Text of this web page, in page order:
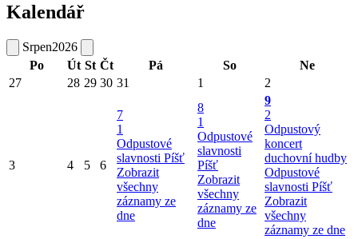
Kalendář
Srpen2026
Po
Út St Čt Pá So
Ne
27
28 29 30 31 1 2
3 4 5 6
7
1
Odpustové
slavnosti Píšť
Zobrazit
všechny
záznamy ze
dne
8
1
Odpustové
slavnosti
Píšť
Zobrazit
všechny
záznamy ze
dne
9
2
Odpustový
koncert
duchovní hudby
Odpustové
slavnosti Píšť
Zobrazit
všechny
záznamy ze dne